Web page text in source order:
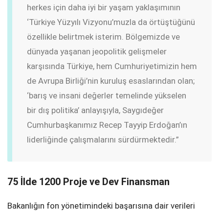
herkes için daha iyi bir yaşam yaklaşımının
‘Türkiye Yüzyılı Vizyonu’muzla da örtüştüğünü
özellikle belirtmek isterim. Bölgemizde ve
dünyada yaşanan jeopolitik gelişmeler
karşısında Türkiye, hem Cumhuriyetimizin hem
de Avrupa Birliği’nin kuruluş esaslarından olan;
‘barış ve insani değerler temelinde yükselen
bir dış politika’ anlayışıyla, Saygıdeğer
Cumhurbaşkanımız Recep Tayyip Erdoğan’ın
liderliğinde çalışmalarını sürdürmektedir.”
75 İlde 1200 Proje ve Dev Finansman
Bakanlığın fon yönetimindeki başarısına dair verileri